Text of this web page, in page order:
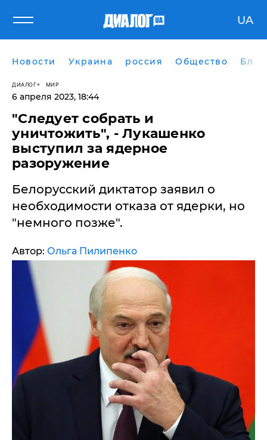
UA
Новости Украина россия Общество
ДИАЛОГ МИР
6 апреля 2023, 18:44
"Следует собрать и
уничтожить", - Лукашенко
выступил за ядерное
разоружение
Белорусский диктатор заявил о
необходимости отказа от ядерки, но
"немного позже".
Автор: Ольга Пилипенко